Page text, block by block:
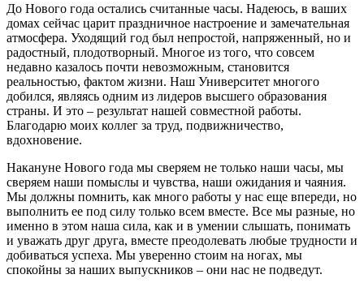
До Нового года остались считанные часы. Надеюсь, в ваших
домах сейчас царит праздничное настроение и замечательная
атмосфера. Уходящий год был непростой, напряженный, но и
радостный, плодотворный. Многое из того, что совсем
недавно казалось почти невозможным, становится
реальностью, фактом жизни. Наш Университет многого
добился, являясь одним из лидеров высшего образования
страны. И это – результат нашей совместной работы.
Благодарю моих коллег за труд, подвижничество,
вдохновение.
Накануне Нового года мы сверяем не только наши часы, мы
сверяем наши помыслы и чувства, наши ожидания и чаяния.
Мы должны помнить, как много работы у нас еще впереди, но
выполнить ее под силу только всем вместе. Все мы разные, но
именно в этом наша сила, как и в умении слышать, понимать
и уважать друг друга, вместе преодолевать любые трудности и
добиваться успеха. Мы уверенно стоим на ногах, мы
спокойны за наших выпускников – они нас не подведут.